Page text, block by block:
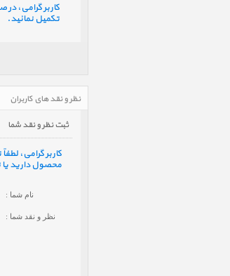
کاربر گرامی،
تکمیل نمائید.
نظر و نقد های کاربران
ثبت نظر و نقد شما
کاربر گرامی،
محصول دارید یا
نام شما :
نظر و نقد شما :